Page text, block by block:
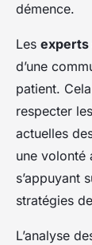
démence.
Les experts
d’une
patient.
respecter
actuelles
une volonté
s’appuyant
stratégies
L’analyse